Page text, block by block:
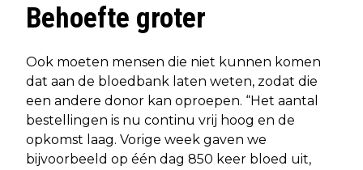
Behoefte groter
Ook moeten mensen die niet kunnen komen
dat aan de bloedbank laten weten, zodat die
een andere donor kan oproepen. “Het aantal
bestellingen is nu continu vrij hoog en de
opkomst laag. Vorige week gaven we
bijvoorbeeld op één dag 850 keer bloed uit,